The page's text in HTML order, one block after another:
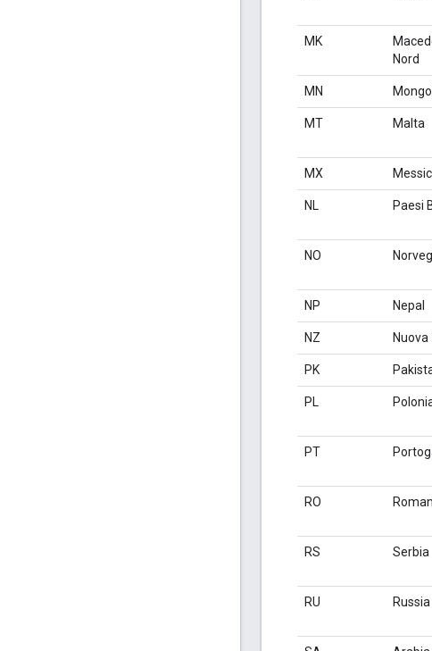
MK
Nord
MN
MT Malta
MX
NL Paesi
NO
NP Nepal
NZ
PK
PL
PT
RO
RS Serbia
RU Russia